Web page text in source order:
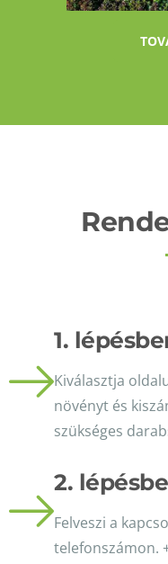
1.
Kiválasztja
növényt és
szükséges
2.
Felveszi a
telefonszámon.